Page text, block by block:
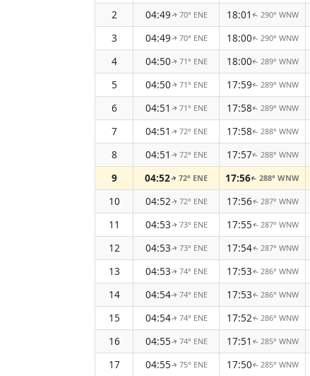
2
04:49↑ 70° ENE 18:01 ↑ 290° WNW
3
04:49↑ 70° ENE 18:00↑ 290° WNW
4
04:50↑ 71° ENE 18:00↑ 289° WNW
5
04:50↑ 71° ENE 17:59↑ 289° WNW
6
04:51 ↑ 71° ENE 17:58↑ 289° WNW
7
04:51 ↑ 72° ENE 17:58↑ 288° WNW
8
04:51 ↑ 72° ENE 17:57↑ 288° WNW
9
04:52↑72° ENE 17:56↑288° WNW
10
04:52↑ 72° ENE 17:56↑ 287° WNW
11
04:53↑ 73° ENE 17:55↑ 287° WNW
12
04:53↑ 73° ENE 17:54↑ 287° WNW
13
04:53↑ 74° ENE 17:53↑ 286° WNW
14
04:54↑ 74° ENE 17:53↑ 286° WNW
15
04:54↑ 74° ENE 17:52↑ 286° WNW
16
04:55↑ 74° ENE 17:51 ↑ 285° WNW
17
04:55↑ 75° ENE 17:50↑ 285° WNW